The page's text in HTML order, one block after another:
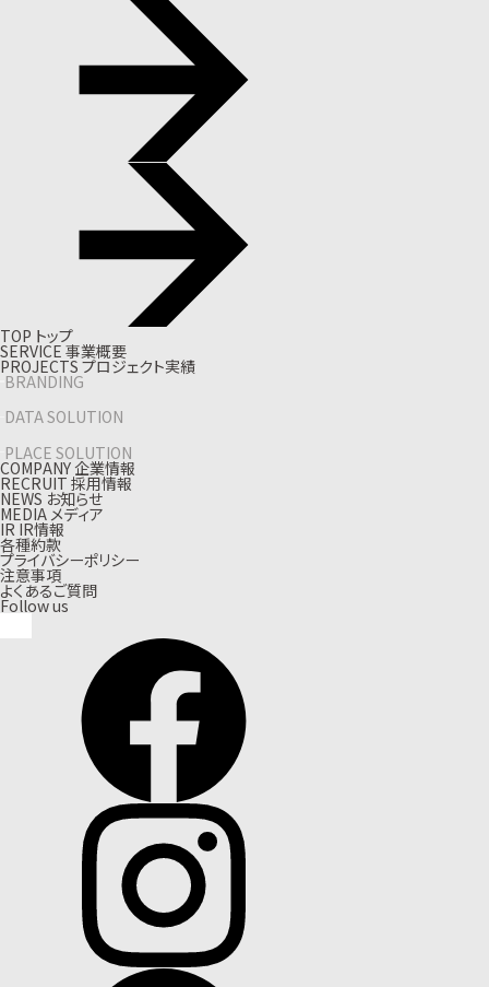
TOP トップ
SERVICE 事業概要
PROJECTS プロジェクト実績
BRANDING
DATA SOLUTION
PLACE SOLUTION
COMPANY企業情報
RECRUIT 採用情報
NEWS お知らせ
MEDIA メディア
IR IR情報
各種約款
プライバシーポリシー
注意事項
よくあるご質問
Follow us